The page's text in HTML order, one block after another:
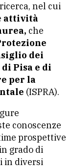
nel cui
attività
che
dei
Pisa e di
per la
(ISPRA).
conoscenze
prospettive
grado di
in diversi